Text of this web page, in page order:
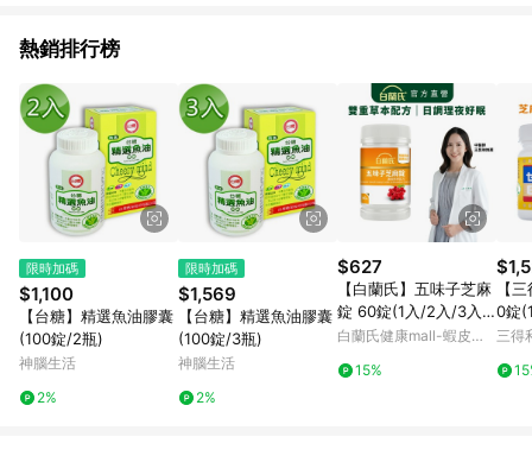
熱銷排行榜
限時加碼
$1,100
【台糖】精選魚油膠囊
(100錠/2瓶)
神腦生活
2%
限時加碼
$1,569
【台糖】精選魚油膠囊
(100錠/3瓶)
神腦生活
2%
$627
【白蘭氏】五味子芝麻
錠 60錠(1入/2入/3入/
5入)-日調理夜好眠 植
調節生理機能 官方直營
白蘭氏健康mall-蝦皮官
15%
【
0錠
芝麻
方直
三得